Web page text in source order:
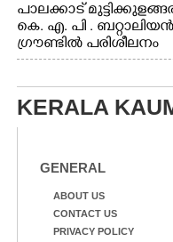
പാലക്കാട്
കെ. എ. പി . ബറ്റാലിയൻ
ഗ്രൗണ്ടിൽ പരിശീലനം
KERALA
GENERAL
ABOUT US
CONTACT US
PRIVACY POLICY